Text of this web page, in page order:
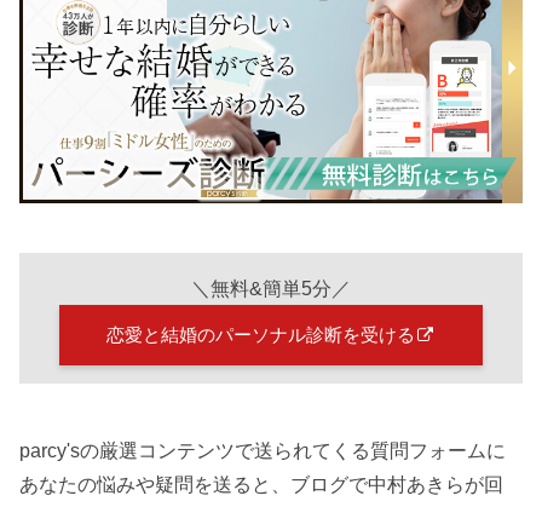
＼無料&簡単5分／
恋愛と結婚のパーソナル診断を受ける
parcy'sの厳選コンテンツで送られてくる質問フォームに
あなたの悩みや疑問を送ると、ブログで中村あきらが回